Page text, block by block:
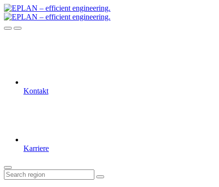
Kontakt
Karriere